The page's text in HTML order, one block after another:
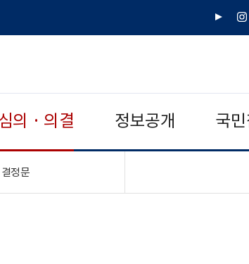
유
인
의 · 의결 정보공개 국
정문"접기,펼치기"